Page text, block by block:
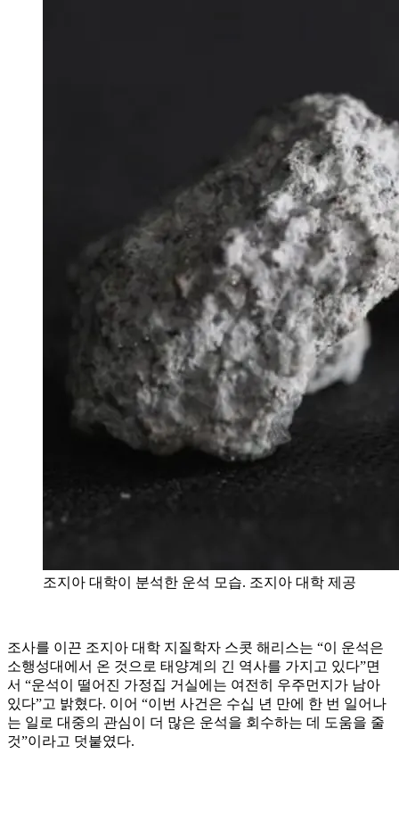
조지아 대학이 분석한 운석 모습. 조지아 대학 제공
조사를 이끈 조지아 대학 지질학자 스콧 해리스는 “이 운석은
소행성대에서 온 것으로 태양계의 긴 역사를 가지고 있다”면
서 “운석이 떨어진 가정집 거실에는 여전히 우주먼지가 남아
있다”고 밝혔다. 이어 “이번 사건은 수십 년 만에 한 번 일어나
는 일로 대중의 관심이 더 많은 운석을 회수하는 데 도움을 줄
것”이라고 덧붙였다.